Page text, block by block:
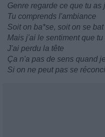
Genre regarde ce que tu as
Tu comprends l'ambiance
Soit on ba*se, soit on se bat
Mais j'ai le sentiment que tu
J'ai perdu la tête
Ça n'a pas de sens quand
Si on ne peut pas se